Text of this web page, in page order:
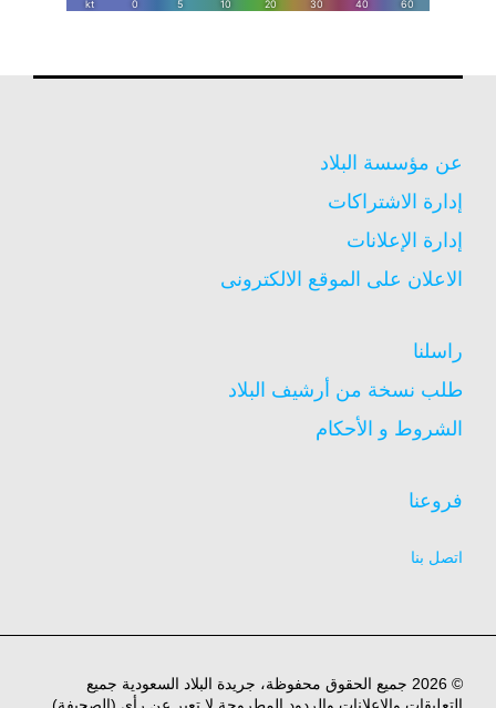
عن مؤسسة البلاد
إدارة الاشتراكات
إدارة الإعلانات
الاعلان على الموقع الالكترونى
راسلنا
طلب نسخة من أرشيف البلاد
الشروط و الأحكام
فروعنا
اتصل بنا
© 2026 جميع الحقوق محفوظة، جريدة البلاد السعودية جميع
التعليقات والاعلانات والردود المطروحة لا تعبر عن رأي (الصحيفة)